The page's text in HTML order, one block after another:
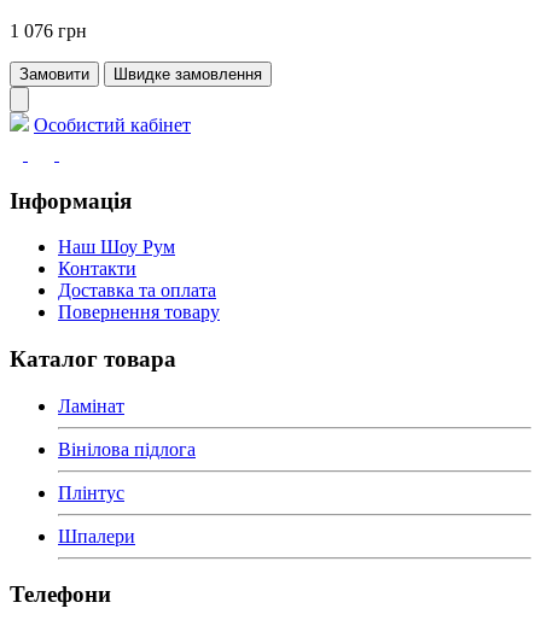
1 076 грн
Замовити Швидке замовлення
Особистий кабінет
Інформація
Наш Шоу Рум
Контакти
Доставка та оплата
Повернення товару
Каталог товара
Ламінат
Вінілова підлога
Плінтус
Шпалери
Телефони